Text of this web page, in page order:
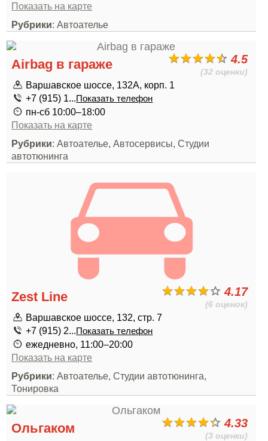
Показать на карте
Рубрики: Автоателье
4.5
(32 оценки)
Airbag в гараже
Варшавское шоссе, 132А, корп. 1
+7 (915) 1...Показать телефон
пн-сб 10:00–18:00
Показать на карте
Рубрики: Автоателье, Автосервисы, Студии
автотюнинга
4.17
(6 оценок)
Zest Line
Варшавское шоссе, 132, стр. 7
+7 (915) 2...Показать телефон
ежедневно, 11:00–20:00
Показать на карте
Рубрики: Автоателье, Студии автотюнинга,
Тонировка
4.33
(3 оценки)
Ольгаком